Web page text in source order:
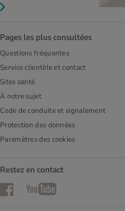
Pages les plus consultées
Questions fréquentes
Service clientèle et contact
Sites santé
À notre sujet
Code de conduite et signalement
Protection des données
Paramètres des cookies
Restez en contact
FacebookYouTube